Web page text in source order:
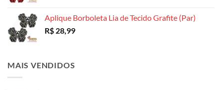
Aplique Borboleta Lia de Tecido Grafite (Par)
R$ 28,99
MAIS VENDIDOS